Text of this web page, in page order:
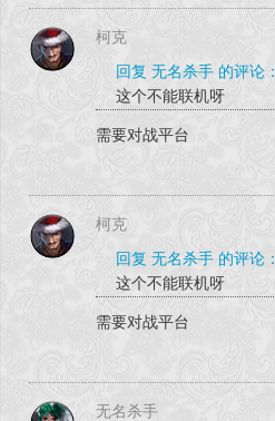
柯克
回复 无名杀手 的评论：
这个不能联机呀
需要对战平台
柯克
回复 无名杀手 的评论：
这个不能联机呀
需要对战平台
无名杀手